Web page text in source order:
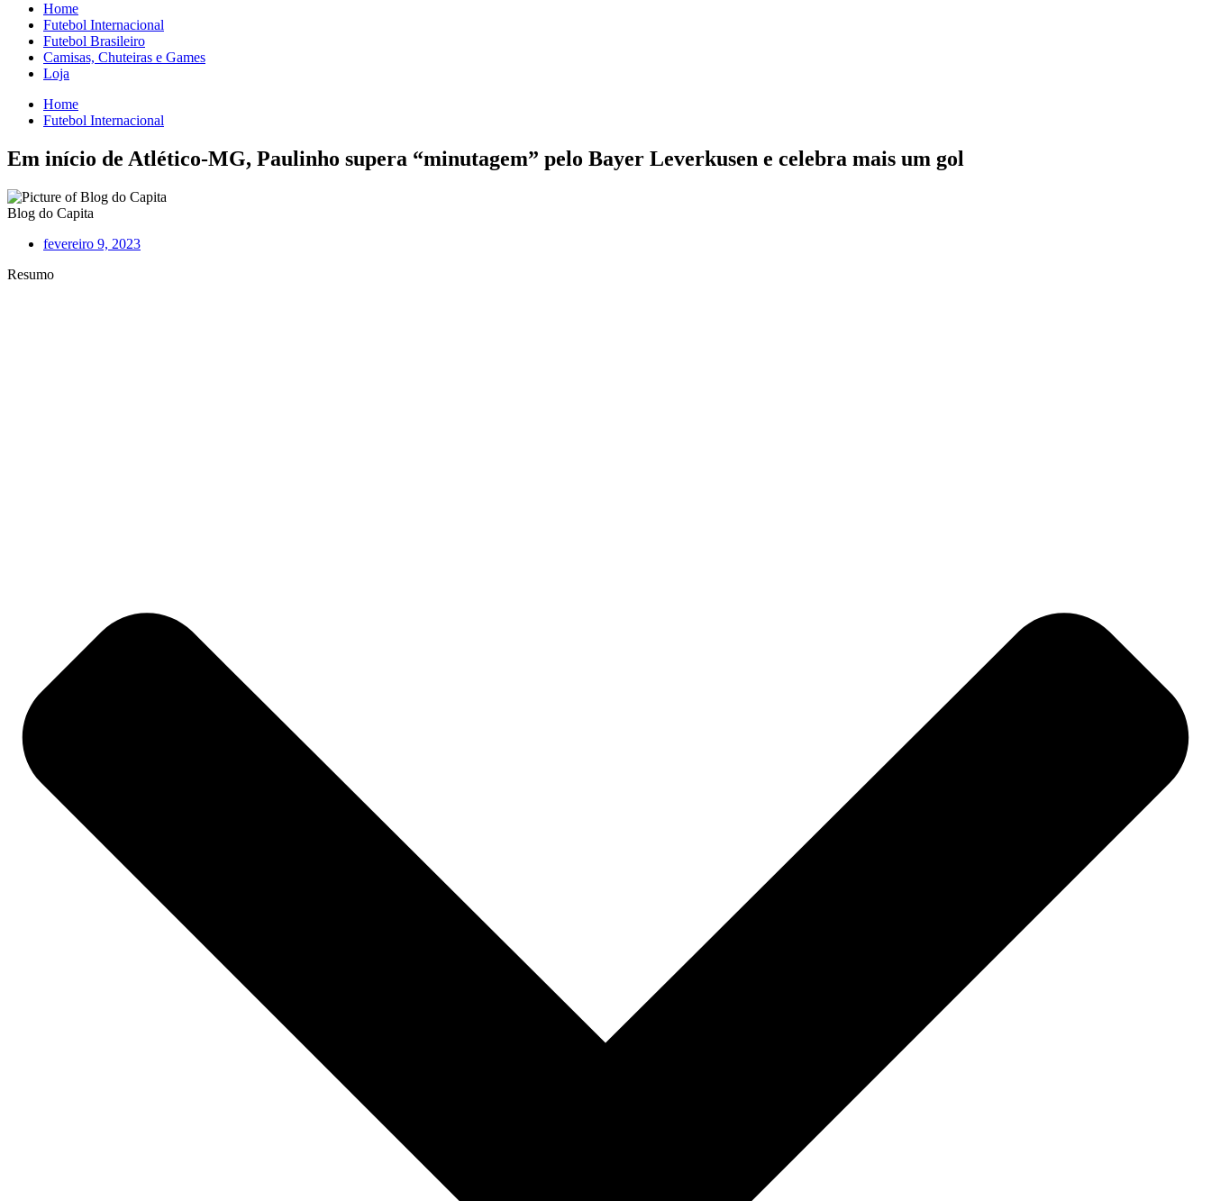
Home
Futebol Internacional
Futebol Brasileiro
Camisas, Chuteiras e Games
Loja
Home
Futebol Internacional
Em início de Atlético-MG, Paulinho supera “minutagem” pelo Bayer Leverkusen e celebra mais um gol
Blog do Capita
fevereiro 9, 2023
Resumo